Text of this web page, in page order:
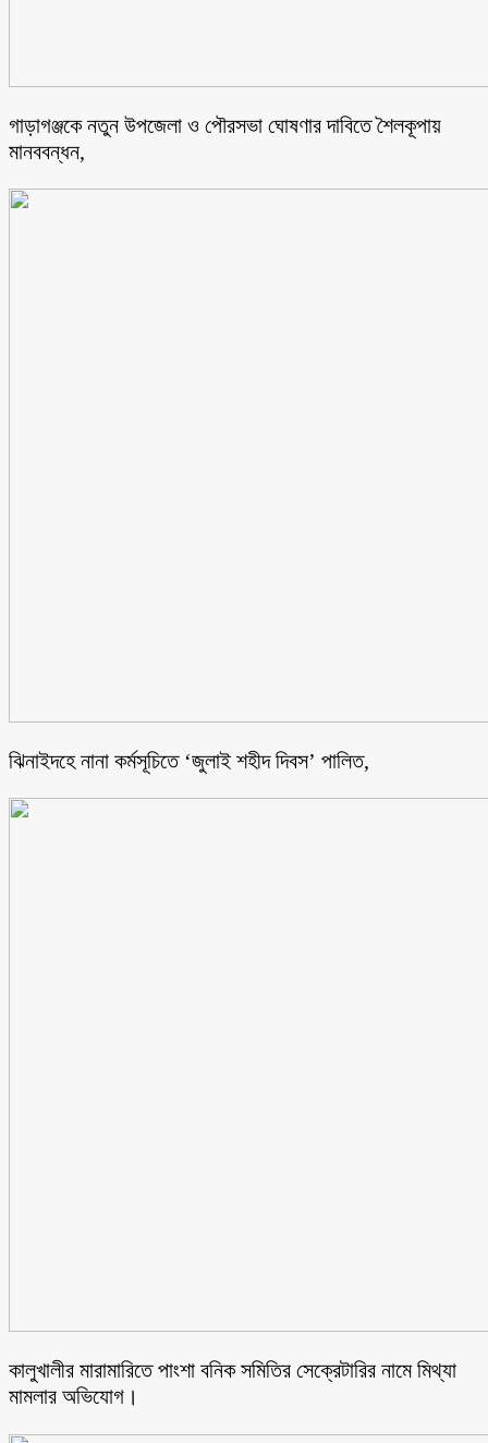
গাড়াগঞ্জকে নতুন উপজেলা ও পৌরসভা ঘোষণার দাবিতে শৈলকূপায়
মানববন্ধন,
ঝিনাইদহে নানা কর্মসূচিতে ‘জুলাই শহীদ দিবস’ পালিত,
কালুখালীর মারামারিতে পাংশা বনিক সমিতির সেক্রেটারির নামে মিথ্যা
মামলার অভিযোগ।